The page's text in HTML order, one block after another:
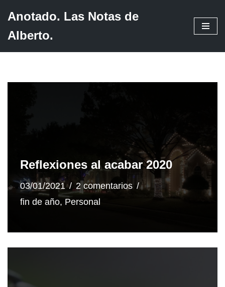
Saltar
Anotado. Las Notas de
Alberto.
Reflexiones al acabar 2020
03/01/2021
2 comentarios
fin de año, Personal